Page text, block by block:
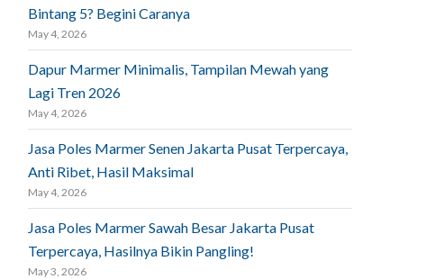
Bintang 5? Begini Caranya
May 4, 2026
Dapur Marmer Minimalis, Tampilan Mewah yang
Lagi Tren 2026
May 4, 2026
Jasa Poles Marmer Senen Jakarta Pusat Terpercaya,
Anti Ribet, Hasil Maksimal
May 4, 2026
Jasa Poles Marmer Sawah Besar Jakarta Pusat
Terpercaya, Hasilnya Bikin Pangling!
May 3, 2026